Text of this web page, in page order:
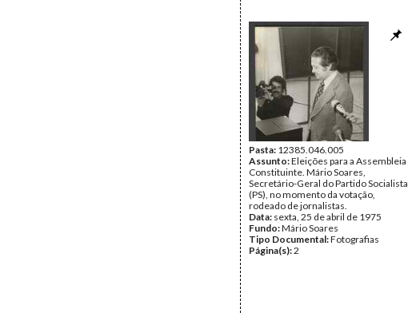
Pasta: 12385.046.005
Assunto:Eleições para a Assembleia
Constituinte. Mário Soares,
Secretário-Geral do Partido Socialista
(PS), no momento da votação,
rodeado de jornalistas.
Data: sexta, 25 de abril de 1975
Fundo:Mário Soares
Tipo Documental:Fotografias
Página(s):2